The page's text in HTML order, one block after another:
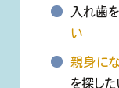
入れ歯
い
親身に
を探した